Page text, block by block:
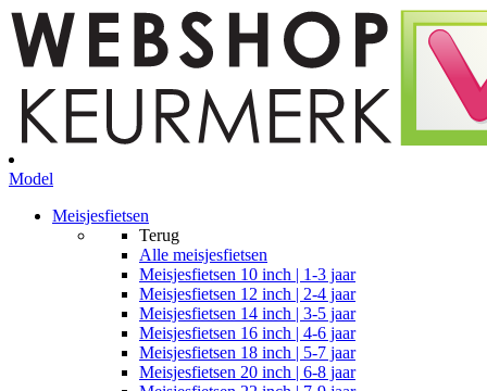
Model
Meisjesfietsen
Terug
Alle meisjesfietsen
Meisjesfietsen 10 inch | 1-3 jaar
Meisjesfietsen 12 inch | 2-4 jaar
Meisjesfietsen 14 inch | 3-5 jaar
Meisjesfietsen 16 inch | 4-6 jaar
Meisjesfietsen 18 inch | 5-7 jaar
Meisjesfietsen 20 inch | 6-8 jaar